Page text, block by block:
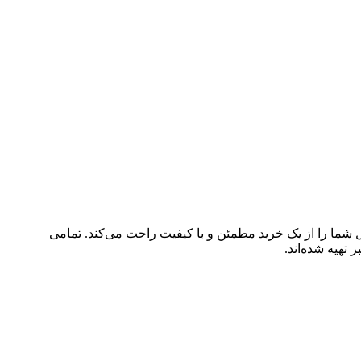
شما را از یک خرید مطمئن و با کیفیت راحت می‌کند. تمامی
تهیه شده‌اند.